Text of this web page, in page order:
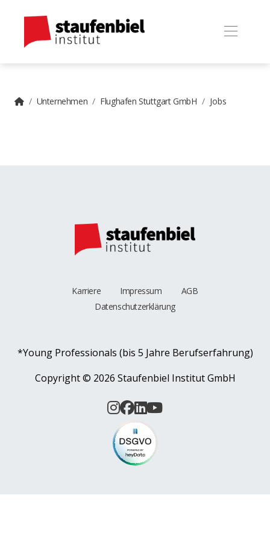
Unternehmen Flughafen Stuttgart GmbH Jobs
Karriere Impressum
AGB
Datenschutzerklärung
*Young Professionals (bis 5 Jahre Berufserfahrung)
Copyright © 2026 Staufenbiel Institut GmbH